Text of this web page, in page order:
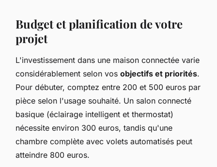
Budget et planification de votre
projet
L'investissement dans une maison connectée varie
considérablement selon vos objectifs et priorités.
Pour débuter, comptez entre 200 et 500 euros par
pièce selon l'usage souhaité. Un salon connecté
basique (éclairage intelligent et thermostat)
nécessite environ 300 euros, tandis qu'une
chambre complète avec volets automatisés peut
atteindre 800 euros.